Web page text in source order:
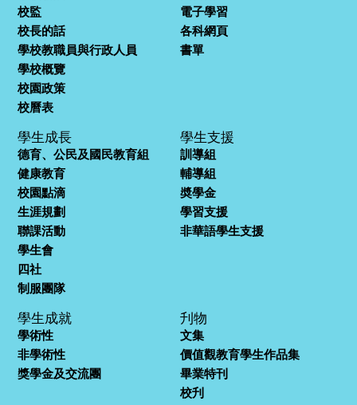
校監
校長的話
學校教職員與行政人員
學校概覽
校園政策
校曆表
電子學習
各科網頁
書單
學生成長
德育、公民及國民教育組
健康教育
校園點滴
生涯規劃
聯課活動
學生會
四社
制服團隊
學生支援
訓導組
輔導組
奬學金
學習支援
非華語學生支援
學生成就
學術性
非學術性
獎學金及交流團
刋物
文集
價值觀教育學生作品集
畢業特刊
校刋